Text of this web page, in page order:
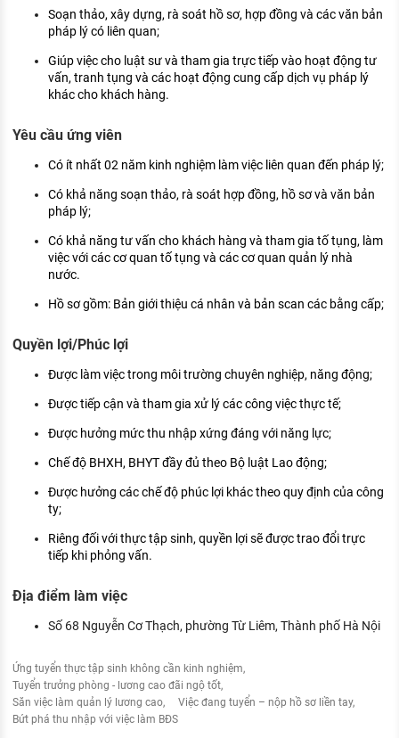
Kỹ năng nghề nghiệp
HƯỚNG NGHIỆP VIỆC LÀM
Đặc trưng từng nghề
NHÂN SỰ
TUYỂN DỤNG VIỆC LÀM
Soạn thảo, xây dựng, rà soát hồ sơ, hợp đồng và các văn bản
pháp lý có liên quan;
Giúp việc cho luật sư và tham gia trực tiếp vào hoạt động tư
vấn, tranh tụng và các hoạt động cung cấp dịch vụ pháp lý
khác cho khách hàng.
Yêu cầu ứng viên
Có ít nhất 02 năm kinh nghiệm làm việc liên quan đến pháp lý;
Có khả năng soạn thảo, rà soát hợp đồng, hồ sơ và văn bản
pháp lý;
Có khả năng tư vấn cho khách hàng và tham gia tố tụng, làm
việc với các cơ quan tố tụng và các cơ quan quản lý nhà
nước.
Hồ sơ gồm: Bản giới thiệu cá nhân và bản scan các bằng cấp;
Quyền lợi/Phúc lợi
Được làm việc trong môi trường chuyên nghiệp, năng động;
Được tiếp cận và tham gia xử lý các công việc thực tế;
Được hưởng mức thu nhập xứng đáng với năng lực;
Chế độ BHXH, BHYT đầy đủ theo Bộ luật Lao động;
Được hưởng các chế độ phúc lợi khác theo quy định của công
ty;
Riêng đối với thực tập sinh, quyền lợi sẽ được trao đổi trực
tiếp khi phỏng vấn.
Địa điểm làm việc
Số 68 Nguyễn Cơ Thạch, phường Từ Liêm, Thành phố Hà Nội
Ứng tuyển thực tập sinh không cần kinh nghiệm
Tuyển trưởng phòng - lương cao đãi ngộ tốt
Săn việc làm quản lý lương cao
Việc đang tuyển – nộp hồ sơ liền tay
Bứt phá thu nhập với việc làm BĐS